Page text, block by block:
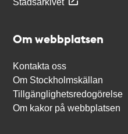
Stadsarkivet
Om webbplatsen
Kontakta oss
Om Stockholmskällan
Tillgänglighetsredogörelse
Om kakor på webbplatsen